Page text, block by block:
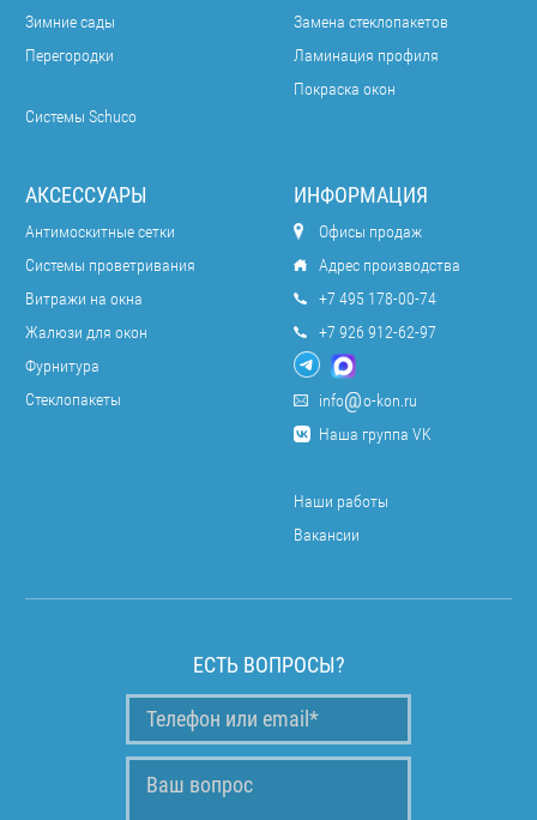
Зимние сады
Перегородки
Системы Schuco
Замена стеклопакетов
Ламинация профиля
Покраска окон
АКСЕССУАРЫ
Антимоскитные сетки
Системы проветривания
Витражи на окна
Жалюзи для окон
Фурнитура
Стеклопакеты
ИНФОРМАЦИЯ
Офисы продаж
Адрес производства
+7 495 178-00-74
+7 926 912-62-97
info
o-kon.ru
Наша группа VK
Наши работы
Вакансии
ЕСТЬ ВОПРОСЫ?